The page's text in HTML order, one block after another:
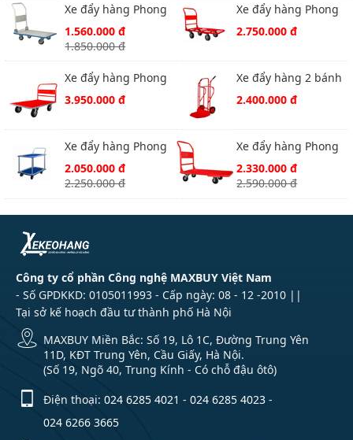
Xe đẩy hàng Phong
Thạnh XTB 100DG
1.560.000 đ
1.850.000 đ
Xe đẩy hàng Phong
Thạnh XTH200N
2.750.000 đ
Xe đẩy hàng Phong
Thạnh XTH250S1
3.950.000 đ
Xe đẩy hàng 2 bánh
Phong Thạnh X550
2.400.000 đ
Xe đẩy hàng Phong
Thạnh XTB100T2
2.050.000 đ
2.250.000 đ
Xe đẩy hàng Phong
Thạnh XTH130T
2.330.000 đ
2.590.000 đ
Công ty cổ phần Công nghệ MAXBUY Việt Nam
- Số GPDKKD: 0105011993 - Cấp ngày: 08 - 12 -2010 ||
Tại sở kế hoạch đầu tư thành phố Hà Nội
MAXBUY Miền Bắc: Số 19, Lô 1C, Đường Trung Yên
11D, KĐT Trung Yên, Cầu Giấy, Hà Nội.
(Số 19, Ngõ 40, Trung Kính - Có chỗ đậu ôtô)
Điện thoại: 024 6285 4021 - 024 6285 4023 -
024 6266 3665